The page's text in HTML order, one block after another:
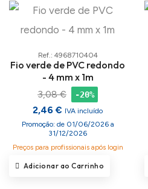
Ref.: 4968710404
Fio verde de PVC redondo
- 4 mm x 1m
3,08 € -20%
2,46 € IVA incluído
Promoção: de 01/06/2026 a
31/12/2026
Preços para profissionais após login
Adicionar ao Carrinho